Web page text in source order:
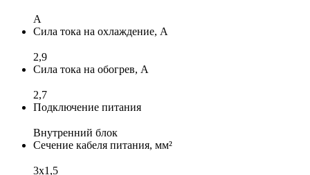
A
Сила тока на охлаждение, А
2,9
Сила тока на обогрев, А
2,7
Подключение питания
Внутренний блок
Сечение кабеля питания, мм²
3x1,5